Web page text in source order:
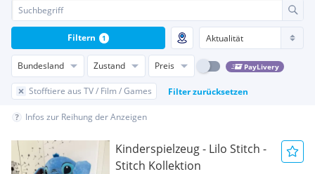
Bundesland Zustand Preis PayLivery
Stofftiere aus TV / Film / Games Filter zurücksetzen
Filtern 1
Infos zur Reihung der Anzeigen
Kinderspielzeug - Lilo Stitch -
Stitch Kollektion